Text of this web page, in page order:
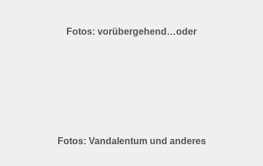
Fotos: vorübergehend…oder
Fotos: Vandalentum und anderes